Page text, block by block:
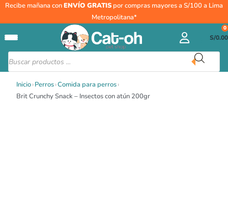
Recibe mañana conENVÍO GRATIS por compras mayores a S/100 a Lima
Metropolitana*
Búsqueda
de
productos
S/0.00
0
Inicio›Perros›Comida para perros›
Brit Crunchy Snack – Insectos con atún 200gr